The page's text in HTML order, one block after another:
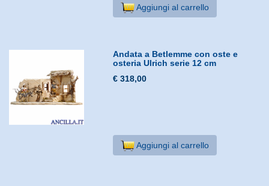
Aggiungi al carrello
Andata a Betlemme con oste e
osteria Ulrich serie 12 cm
€ 318,00
Aggiungi al carrello